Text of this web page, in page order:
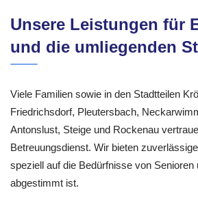
Unsere Leistungen für
und die umliegenden
Viele Familien sowie in den Stadtteilen
Friedrichsdorf, Pleutersbach,
Antonslust, Steige und Rockenau
Betreuungsdienst. Wir bieten
speziell auf die Bedürfnisse von Senioren
abgestimmt ist.